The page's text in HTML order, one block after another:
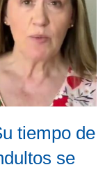
tiempo de
se